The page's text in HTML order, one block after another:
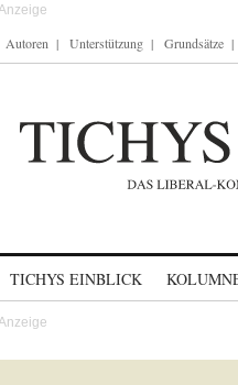
Autoren Unterstützung Grundsätze
TICHYS EINBLICK